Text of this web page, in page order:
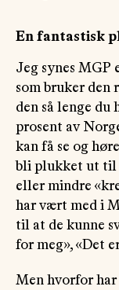
En fantastisk
Jeg synes
som bruker den
den så lenge du
prosent av
kan få se og
bli plukket ut til
eller mindre
har vært med i
til at de kunne
for meg», «Det
Men hvorfor